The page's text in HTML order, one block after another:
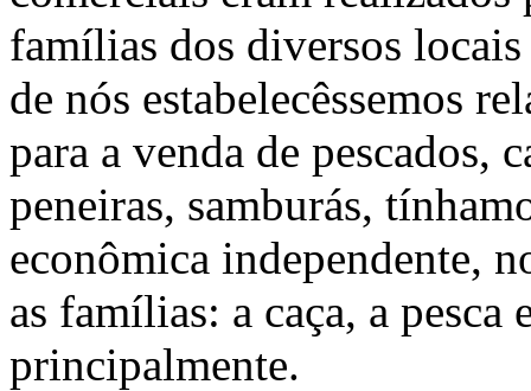
famílias dos diversos
de nós estabelecêssemos
para a venda de pescados,
peneiras, samburás,
econômica independente,
as famílias: a caça, a pesca
principalmente.